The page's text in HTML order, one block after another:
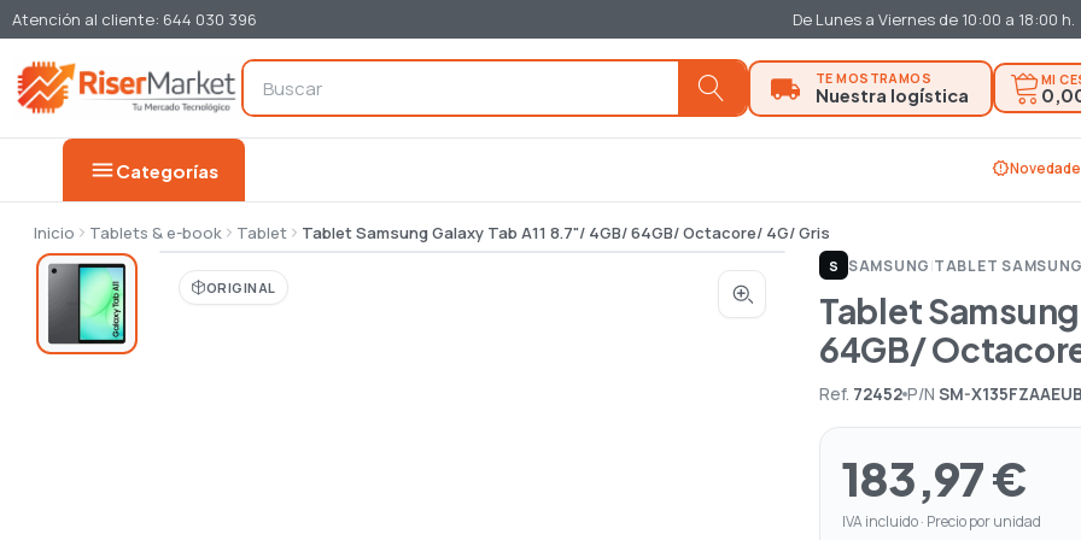
Atención al cliente: 644 030 396 De Lunes a Viernes de 10:00 a 18:00 h.
MI
menuCategorías new_releases
Inicio Tablets & e-book Tablet Tablet Samsung Galaxy Tab A11 8.7"/ 4GB/ 64GB/ Octacore/ 4G/ Gris
ORIGINAL
S SAMSUNG|TABLET SAMSUNG
Tablet
64GB/
Ref. 72452 P/N SM-X135FZAAEUB
183,97 €
IVA incluido · Precio por unidad